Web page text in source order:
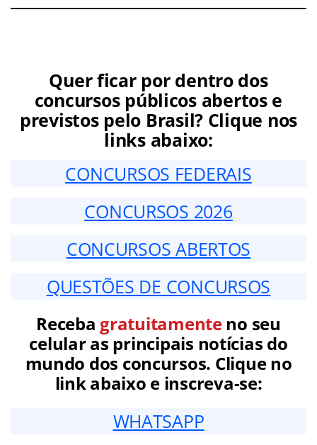
Quer ficar por dentro dos
concursos públicos abertos e
previstos pelo Brasil? Clique nos
links abaixo:
CONCURSOS FEDERAIS
CONCURSOS 2026
CONCURSOS ABERTOS
QUESTÕES DE CONCURSOS
Receba gratuitamenteno seu
celular as principais notícias do
mundo dos concursos. Clique no
link abaixo e inscreva-se:
WHATSAPP